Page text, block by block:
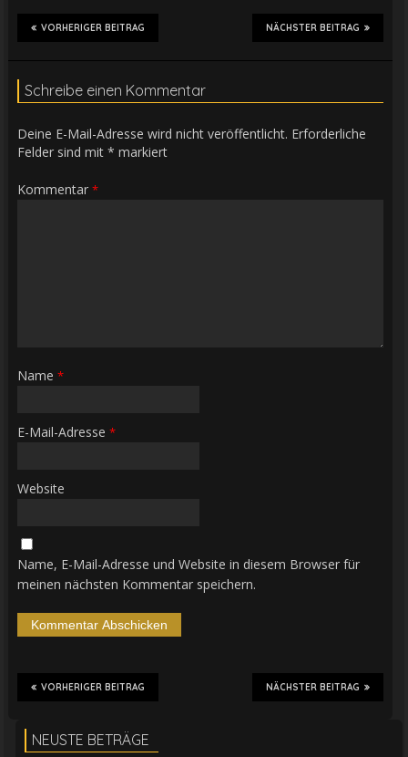
NÄCHSTER BEITRAG
VORHERIGER BEITRAG
Schreibe einen Kommentar
Deine E-Mail-Adresse wird nicht veröffentlicht. Erforderliche
Felder sind mit * markiert
Kommentar *
Name *
E-Mail-Adresse *
Website
Name, E-Mail-Adresse und Website in diesem Browser für
meinen nächsten Kommentar speichern.
NÄCHSTER BEITRAG
VORHERIGER BEITRAG
NEUSTE BETRÄGE